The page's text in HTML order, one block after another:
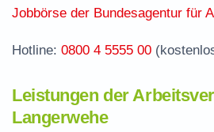
Jobbörse der Bundesagentur für
Hotline: 0800 4 5555 00
Leistungen der
Langerwehe